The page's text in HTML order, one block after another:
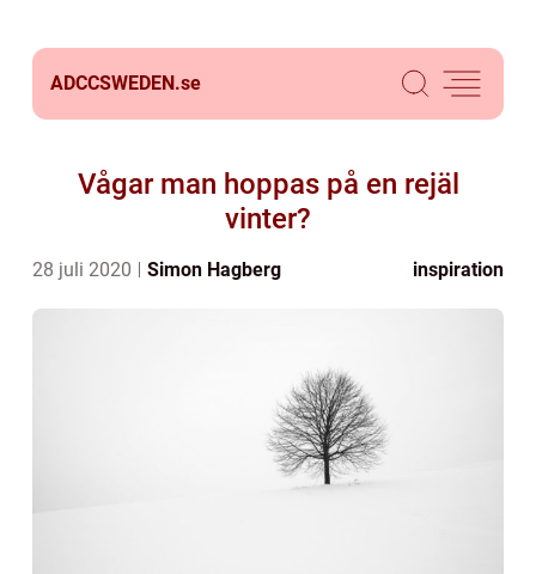
ADCCSWEDEN.se
Vågar man hoppas på en rejäl
vinter?
28 juli 2020 Simon Hagberg inspiration